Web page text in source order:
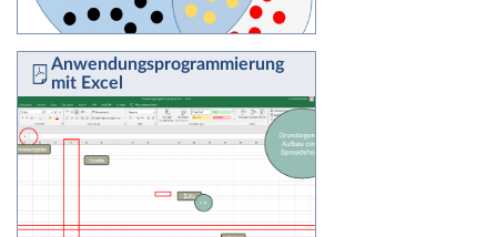
Anwendungsprogrammierung
mit Excel